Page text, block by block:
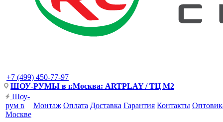
+7 (499) 450-77-97
ШОУ-РУМЫ в г.Москва: ARTPLAY / ТЦ М2
Шоу-
рум в
Москве
Монтаж Оплата Доставка Гарантия Контакты